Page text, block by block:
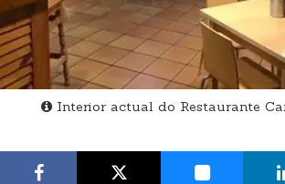
Interior actual do Restaurante